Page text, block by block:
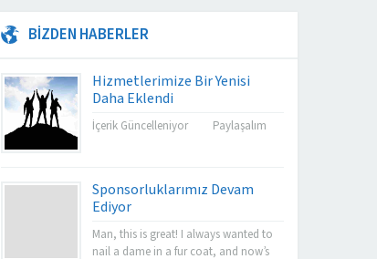
BİZDEN HABERLER
Hizmetlerimize Bir Yenisi
Daha Eklendi
İçerik Güncelleniyor Paylaşalım
Sponsorluklarımız Devam
Ediyor
Man, this is great! I always wanted to
nail a dame in a fur coat, and now’s